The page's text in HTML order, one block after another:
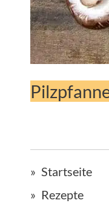
Startseite
Rezepte